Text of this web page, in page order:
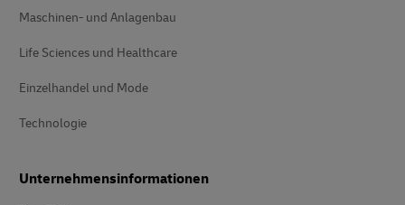
Maschinen- und Anlagenbau
Life Sciences und Healthcare
Einzelhandel und Mode
Technologie
Unternehmensinformationen